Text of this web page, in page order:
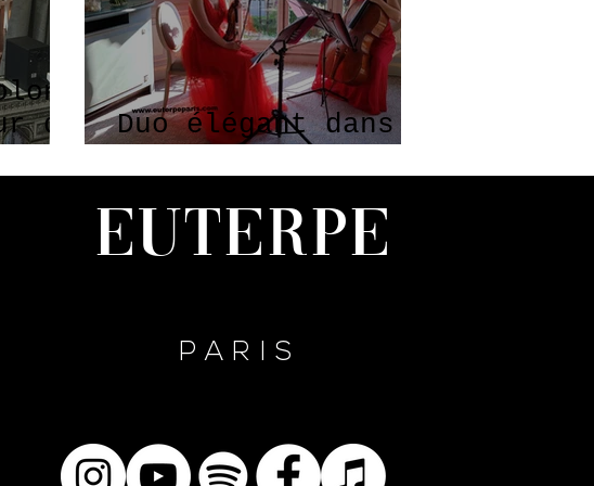
de
Duo élégant dans
Euterpe
PARIS